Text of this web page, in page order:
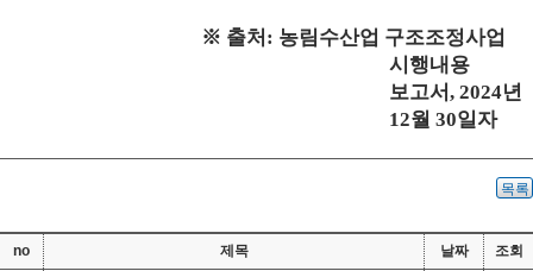
※ 출처 : 농림수산업 구조조정사업
시행내용
보고서 , 2024년
12월 30일자
목록
no 제목 날짜 조회